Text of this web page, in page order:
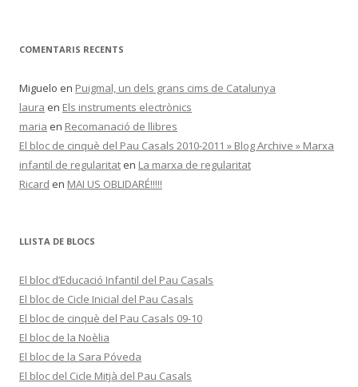
COMENTARIS RECENTS
Miguelo en Puigmal, un dels grans cims de Catalunya
laura en Els instruments electrònics
maria en Recomanació de llibres
El bloc de cinquè del Pau Casals 2010-2011 » Blog Archive » Marxa
infantil de regularitat en La marxa de regularitat
Ricard en MAI US OBLIDARÉ!!!!!
LLISTA DE BLOCS
El bloc d’Educació Infantil del Pau Casals
El bloc de Cicle Inicial del Pau Casals
El bloc de cinquè del Pau Casals 09-10
El bloc de la Noèlia
El bloc de la Sara Póveda
El bloc del Cicle Mitjà del Pau Casals